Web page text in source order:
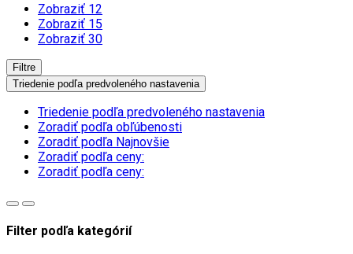
Zobraziť 12
Zobraziť 15
Zobraziť 30
Filtre
Triedenie podľa predvoleného nastavenia
Triedenie podľa predvoleného nastavenia
Zoradiť podľa obľúbenosti
Zoradiť podľa Najnovšie
Zoradiť podľa ceny:
Zoradiť podľa ceny:
Filter podľa kategórií